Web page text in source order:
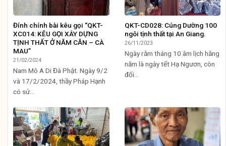
Đính chính bài kêu gọi “QKT-
XC014: KÊU GỌI XÂY DỰNG
TỊNH THẤT Ở NĂM CĂN – CÀ
MAU”
21/02/2024
Nam Mô A Di Đà Phật. Ngày 9/2
và 17/2/2024, thầy Pháp Hạnh
có sử...
QKT-CD028: Cúng Dường 100
ngôi tịnh thất tại An Giang.
26/11/2023
Ngày rằm tháng 10 âm lịch hằng
năm là ngày tết Hạ Ngươn, còn
đối...